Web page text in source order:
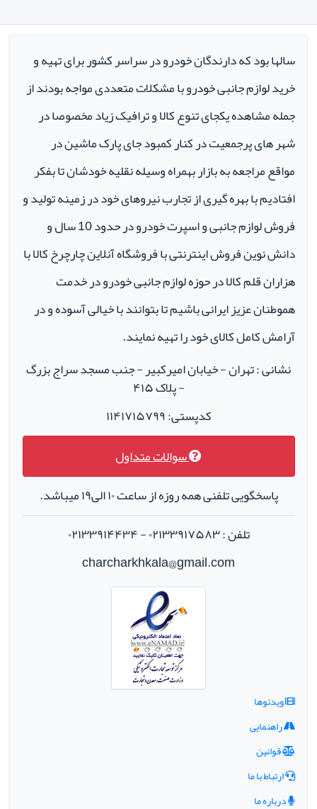
سالها بود که دارندگان خودرو در سراسر کشور برای تهیه و
خرید لوازم جانبی خودرو با مشکلات متعددی مواجه بودند از
جمله مشاهده یکجای تنوع کالا و ترافیک زیاد مخصوصا در
شهر های پرجمعیت در کنار کمبود جای پارک ماشین در
مواقع مراجعه به بازار بهمراه وسیله نقلیه خودشان تا بفکر
افتادیم با بهره گیری از تجارب نیروهای خود در زمینه تولید و
فروش لوازم جانبی و اسپرت خودرو در حدود 10 سال و
دانش نوین فروش اینترنتی با فروشگاه آنلاین چارچرخ کالا با
هزاران قلم کالا در حوزه لوازم جانبی خودرو در خدمت
هموطنان عزیز ایرانی باشیم تا بتوانند با خیالی آسوده و در
آرامش کامل کالای خود را تهیه نمایند.
نشانی : تهران - خیابان امیرکبیر - جنب مسجد سراج بزرگ
- پلاک ۴۱۵
کدپستی: ۱۱۴۱۷۱۵۷۹۹
سوالات متداول
پاسخگویی تلفنی همه روزه از ساعت ۱۰ الی۱۹ میباشد.
تلفن : ۰۲۱۳۳۹۱۷۵۸۳ - ۰۲۱۳۳۹۱۴۴۳۴
charcharkhkala@gmail.com
ویدئوها
راهنمایی
قوانین
ارتباط با ما
درباره ما